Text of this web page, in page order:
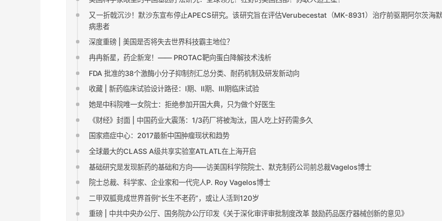
又一折戟沉沙！默沙东宣布停止APECS研究。该研究旨在评估Verubecestat（MK-8931）治疗前驱期阿尔茨海
病患者
深度重磅 | 美国是否将失去世界科技霸主地位？
冉冉新星，药企新宠！—— PROTAC靶向蛋白降解技术浅析
FDA 批准的38个激酶小分子抑制剂汇总分类、耐药机制及研发新动向
收藏 | 新药临床试验设计路径：I期、II期、III期临床试验
她是中科院唯一女院士：拒绝参加开国大典，只为做个好医生
《财经》封面 | 中国药业大震荡：1/3药厂将被淘汰，国人吃上好药需多久
国家癌症中心：2017最新中国肿瘤现状和趋势
全球最大的CLASS A级共享实验室ATLATL在上海开启
基础研究是发现新药的基础和方向——访美国科学院院士、默克制药公司前总裁Vagelos博士
院士总裁、科学家、企业家和一代完人P. Roy Vagelos博士
二甲双胍竟成世界首例“长生不老药”，或让人活到120岁
重磅 | 中共中央办公厅、国务院办公厅印发《关于深化审评审批制度改革 鼓励药品医疗器械创新的意见》